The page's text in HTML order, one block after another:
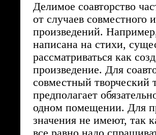
Делимое соавторство
от случаев совместного
произведений.
написана на стихи,
рассматриваться как
произведение. Для
совместный творческий
предполагает
одном помещении. Для
значения не имеют, так